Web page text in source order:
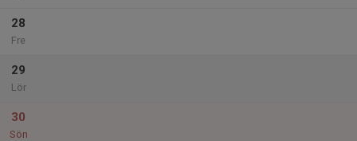
28
Fre
29
Lör
30
Sön